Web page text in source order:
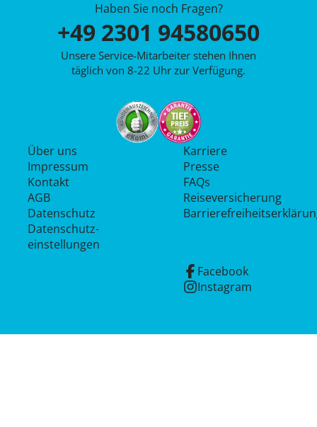
Haben Sie noch Fragen?
+49 2301 94580650
Unsere Service-Mitarbeiter stehen Ihnen
täglich von 8-22 Uhr zur Verfügung.
Über uns
Impressum
Kontakt
AGB
Datenschutz
Datenschutz­
einstellungen
Karriere
Presse
FAQs
Reiseversicherung
Facebook
Instagram